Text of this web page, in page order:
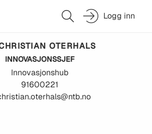
Logg inn
OTERHALS
INNOVASJONSSJEF
Innovasjonshub
91600221